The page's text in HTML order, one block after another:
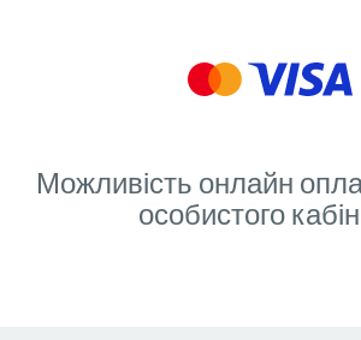
Можливість онлайн
особистого